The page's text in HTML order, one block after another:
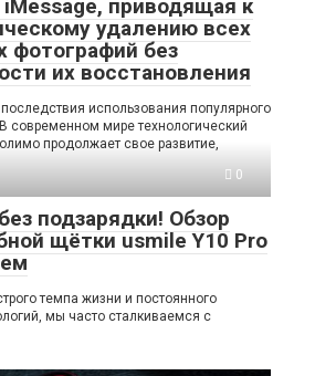
приводящая к
удалению всех
фотографий без
их восстановления
использования популярного
современном мире технологический
продолжает свое развитие,
0
подзарядки! Обзор
щётки usmile Y10 Pro
темпа жизни и постоянного
мы часто сталкиваемся с